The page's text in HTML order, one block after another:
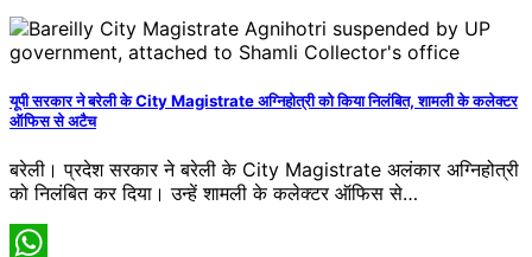
यूपी सरकार ने बरेली के City Magistrate अग्निहोत्री को किया निलंबित, शामली के कलेक्टर
ऑफिस से अटैच
बरेली। प्रदेश सरकार ने बरेली के City Magistrate अलंकार अग्निहोत्री
को निलंबित कर दिया। उन्हें शामली के कलेक्टर ऑफिस से…